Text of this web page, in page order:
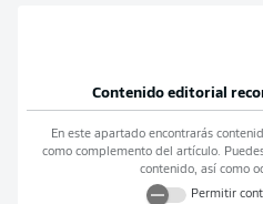
Contenido editorial
En este apartado encontrarás
como complemento del artículo.
contenido, así como
Permitir